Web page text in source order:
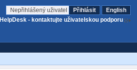
Nepřihlášený uživatel Přihlásit
English
HelpDesk - kontaktujte uživatelskou podporu